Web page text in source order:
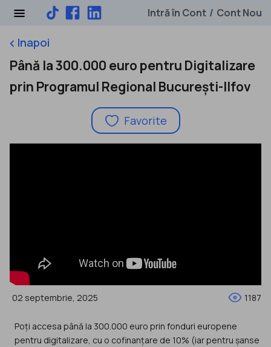
Intră în Cont / Cont Nou
keyboard_arrow_leftInapoi
Până la 300.000 euro pentru Digitalizare
prin Programul Regional București-Ilfov
Favorite
02 septembrie, 2025 1187
Poți accesa până la 300.000 euro prin fonduri europene
pentru digitalizare, cu o cofinanțare de 10% (iar pentru șanse